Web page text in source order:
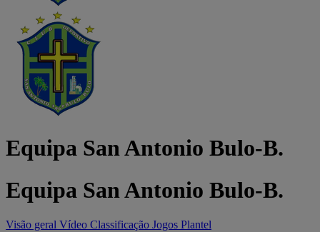
Equipa San Antonio Bulo-B.
Equipa San Antonio Bulo-B.
Visão geral Vídeo Classificação Jogos Plantel